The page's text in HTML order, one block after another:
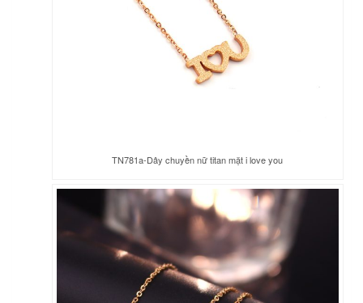
TN781a-Dây chuyền nữ titan mặt i love you